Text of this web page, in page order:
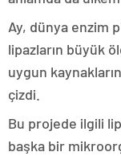
Ay, dünya enzim
lipazların büyük
uygun
çizdi.
Bu projede ilgili
başka bir